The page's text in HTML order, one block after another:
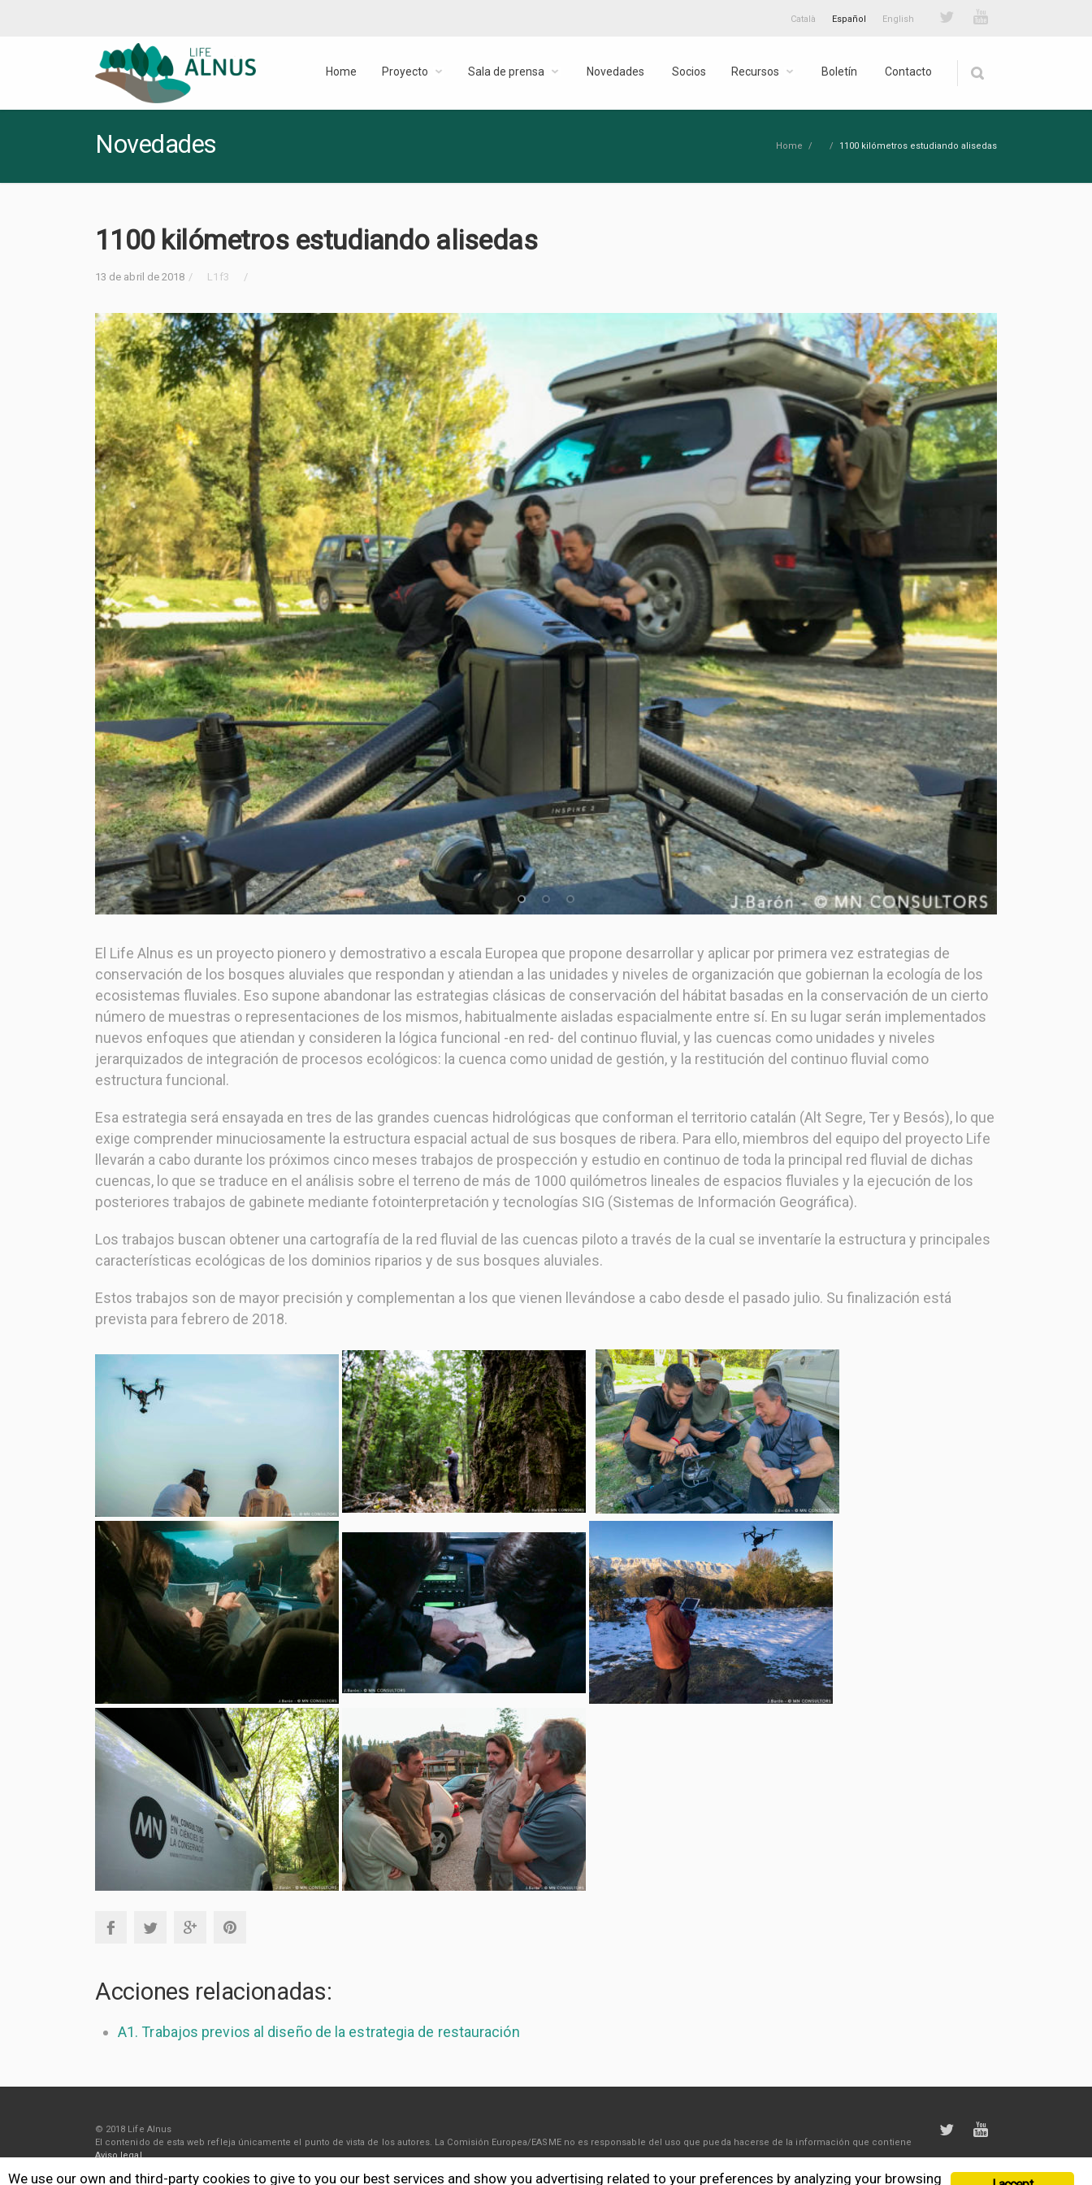
Català Español English
Home Proyecto Sala de prensa Novedades Socios Recursos Boletín Contacto
Home / / 1100 kilómetros estudiando alisedas
Novedades
1100 kilómetros estudiando alisedas
13 de abril de 2018 / L1f3 /
0 1 2
El Life Alnus es un proyecto pionero y demostrativo a escala Europea que propone desarrollar y aplicar por primera vez estrategias de
conservación de los bosques aluviales que respondan y atiendan a las unidades y niveles de organización que gobiernan la ecología de los
ecosistemas fluviales. Eso supone abandonar las estrategias clásicas de conservación del hábitat basadas en la conservación de un cierto
número de muestras o representaciones de los mismos, habitualmente aisladas espacialmente entre sí. En su lugar serán implementados
nuevos enfoques que atiendan y consideren la lógica funcional -en red- del continuo fluvial, y las cuencas como unidades y niveles
jerarquizados de integración de procesos ecológicos: la cuenca como unidad de gestión, y la restitución del continuo fluvial como
estructura funcional.
Esa estrategia será ensayada en tres de las grandes cuencas hidrológicas que conforman el territorio catalán (Alt Segre, Ter y Besós), lo que
exige comprender minuciosamente la estructura espacial actual de sus bosques de ribera. Para ello, miembros del equipo del proyecto Life
llevarán a cabo durante los próximos cinco meses trabajos de prospección y estudio en continuo de toda la principal red fluvial de dichas
cuencas, lo que se traduce en el análisis sobre el terreno de más de 1000 quilómetros lineales de espacios fluviales y la ejecución de los
posteriores trabajos de gabinete mediante fotointerpretación y tecnologías SIG (Sistemas de Información Geográfica).
Los trabajos buscan obtener una cartografía de la red fluvial de las cuencas piloto a través de la cual se inventaríe la estructura y principales
características ecológicas de los dominios riparios y de sus bosques aluviales.
Estos trabajos son de mayor precisión y complementan a los que vienen llevándose a cabo desde el pasado julio. Su finalización está
prevista para febrero de 2018.
Acciones relacionadas:
A1. Trabajos previos al diseño de la estrategia de restauración
© 2018 Life Alnus
El contenido de esta web refleja únicamente el punto de vista de los autores. La Comisión Europea/EASME no es responsable del uso que pueda hacerse de la información que contiene
Aviso legal
Política de cookies
We use our own and third-party cookies to give to you our best services and show you advertising related to your preferences by analyzing your browsing